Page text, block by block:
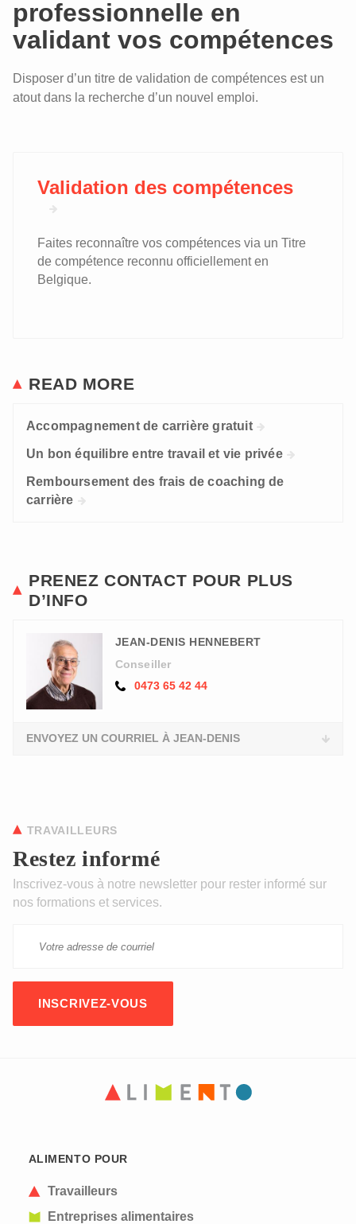
professionnelle en
validant vos compétences
Disposer d’un titre de validation de compétences est un
atout dans la recherche d’un nouvel emploi.
Validation des compétences
Faites reconnaître vos compétences via un Titre
de compétence reconnu officiellement en
Belgique.
READ MORE
Accompagnement de carrière gratuit
Un bon équilibre entre travail et vie privée
Remboursement des frais de coaching de
carrière
PRENEZ CONTACT POUR PLUS
D’INFO
JEAN-DENIS HENNEBERT
Conseiller
0473 65 42 44
ENVOYEZ UN COURRIEL À JEAN-DENIS
submissions.
Restez informé
TRAVAILLEURS
Inscrivez-vous à notre newsletter pour rester informé sur
nos formations et services.
ALIMENTO POUR
Travailleurs
Entreprises alimentaires